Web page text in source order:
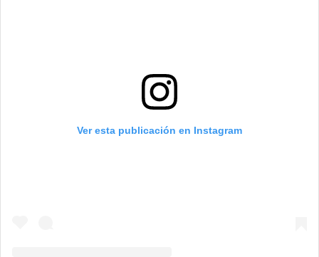
Ver esta publicación en Instagram